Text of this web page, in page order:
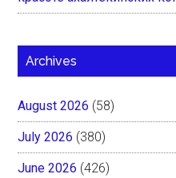
Archives
August 2026 (58)
July 2026 (380)
June 2026 (426)